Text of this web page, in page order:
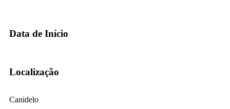
Data de Início
Localização
Canidelo